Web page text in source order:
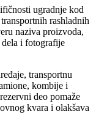
ugradnje kod
rashladnih
naziva proizvoda,
dela i fotografije
transportnu
kombije i
deo pomaže
kvara i olakšava